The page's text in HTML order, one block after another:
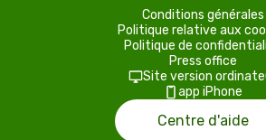
Conditions générales
Politique relative aux
Politique de
Press office
Site version
app iPhone
Centre d'aide